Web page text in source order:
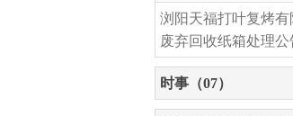
浏阳天福打叶复烤有
废弃回收纸箱处理公
时事（07）